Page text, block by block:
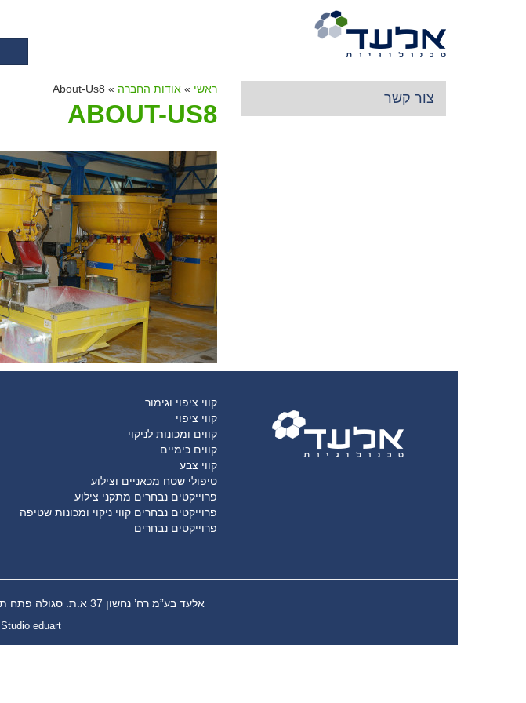
צור קשר
ראשי »אודות החברה » About-Us8
ABOUT-US8
קווי ציפוי וגימור
קווי ציפוי
קווים ומכונות לניקוי
קווים כימיים
קווי צבע
טיפולי שטח מכאניים וצילוע
פרוייקטים נבחרים מתקני צילוע
פרוייקטים נבחרים קווי ניקוי ומכונות שטיפה
פרוייקטים נבחרים
אלעד בע”מ רח’ נחשון 37 א.ת. סגולה פתח תקווה טלפון: 03-7212777 פקס: 03-9721764
Studio eduart